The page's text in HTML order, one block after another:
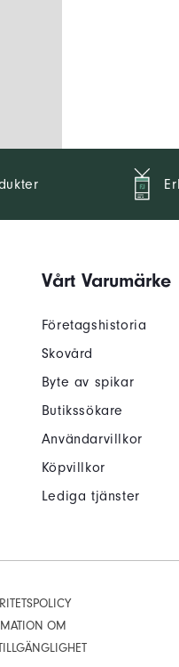
Vårt Varumärke
Företagshistoria
Skovård
Byte av spikar
Butikssökare
Användarvillkor
Köpvillkor
Lediga tjänster
OM